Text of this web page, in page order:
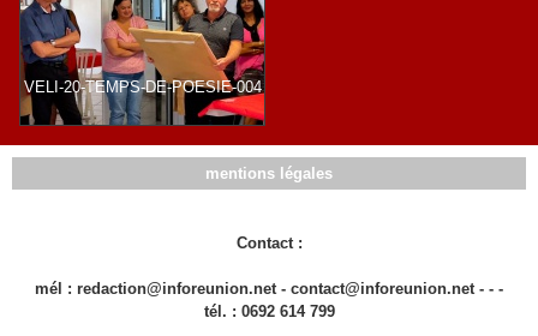
VELI-20-TEMPS-DE-POESIE-004
mentions légales
Contact :
mél : redaction@inforeunion.net - contact@inforeunion.net - - -
tél. : 0692 614 799